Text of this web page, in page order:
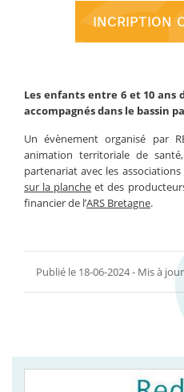
INCRIPTION
Les enfants entre 6 et 10
accompagnés dans le bassin
Un évènement organisé par
animation territoriale de
partenariat avec les associations
sur la planche et des
financier de l’ARS Bretagne.
Publié le 18-06-2024 - Mis à